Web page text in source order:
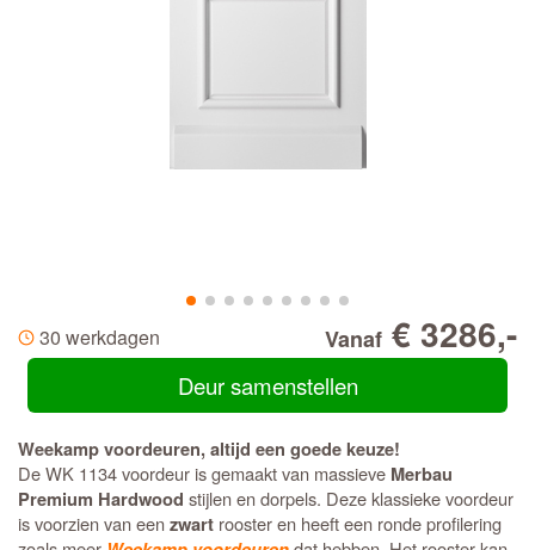
30 werkdagen Vanaf € 3286,-
Deur samenstellen
Weekamp voordeuren, altijd een goede keuze!
De WK 1134 voordeur is gemaakt van massieve Merbau
Premium Hardwood stijlen en dorpels. Deze klassieke voordeur
is voorzien van eenzwart rooster en heeft een ronde profilering